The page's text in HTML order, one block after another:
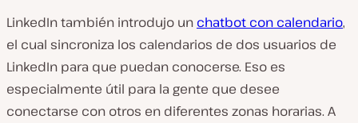
LinkedIn también introdujo un chatbot con calendario,
el cual sincroniza los calendarios de dos usuarios de
LinkedIn para que puedan conocerse. Eso es
especialmente útil para la gente que desee
conectarse con otros en diferentes zonas horarias. A